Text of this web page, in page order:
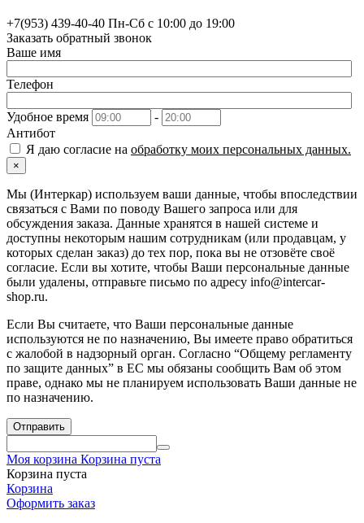
+7(953) 439-40-40 Пн-Сб с 10:00 до 19:00
Заказать обратный звонок
Ваше имя
Телефон
Удобное время
-
Антибот
Я даю согласие на обработку моих персональных данных.
×
Мы (Интеркар) используем ваши данные, чтобы впоследствии
связаться с Вами по поводу Вашего запроса или для
обсуждения заказа. Данные хранятся в нашей системе и
доступны некоторым нашим сотрудникам (или продавцам, у
которых сделан заказ) до тех пор, пока вы не отзовёте своё
согласие. Если вы хотите, чтобы Ваши персональные данные
были удалены, отправьте письмо по адресу info@intercar-
shop.ru.
Если Вы считаете, что Ваши персональные данные
используются не по назначению, Вы имеете право обратиться
с жалобой в надзорный орган. Согласно “Общему регламенту
по защите данных” в ЕС мы обязаны сообщить Вам об этом
праве, однако мы не планируем использовать Ваши данные не
по назначению.
Отправить
Моя корзина Корзина пуста
Корзина пуста
Корзина
Оформить заказ